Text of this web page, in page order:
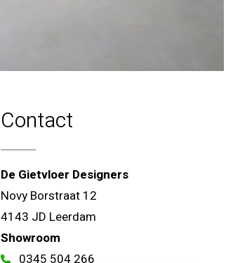
Contact
De Gietvloer Designers
Novy Borstraat 12
4143 JD Leerdam
Showroom
0345 504 266